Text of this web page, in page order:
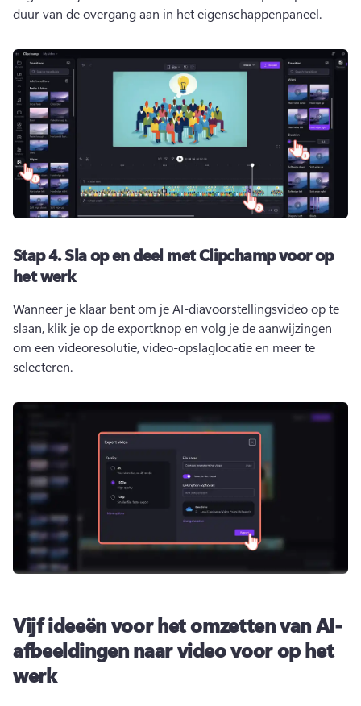
duur van de overgang aan in het eigenschappenpaneel.
Stap 4.Sla op en deel met Clipchamp voor op
het werk
Wanneer je klaar bent om je AI-diavoorstellingsvideo op te
slaan, klik je op de exportknop en volg je de aanwijzingen
om een videoresolutie, video-opslaglocatie en meer te
selecteren.
Vijf ideeën voor het omzetten van AI-
afbeeldingen naar video voor op het
werk